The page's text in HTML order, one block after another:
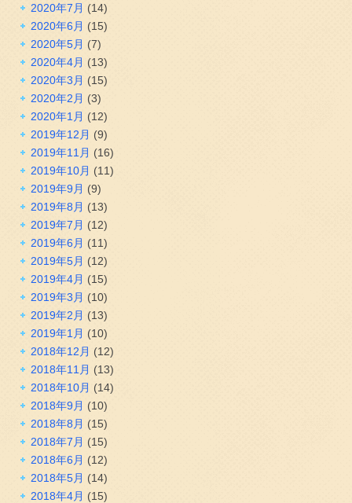
2020年7月 (14)
2020年6月 (15)
2020年5月 (7)
2020年4月 (13)
2020年3月 (15)
2020年2月 (3)
2020年1月 (12)
2019年12月 (9)
2019年11月 (16)
2019年10月 (11)
2019年9月 (9)
2019年8月 (13)
2019年7月 (12)
2019年6月 (11)
2019年5月 (12)
2019年4月 (15)
2019年3月 (10)
2019年2月 (13)
2019年1月 (10)
2018年12月 (12)
2018年11月 (13)
2018年10月 (14)
2018年9月 (10)
2018年8月 (15)
2018年7月 (15)
2018年6月 (12)
2018年5月 (14)
2018年4月 (15)